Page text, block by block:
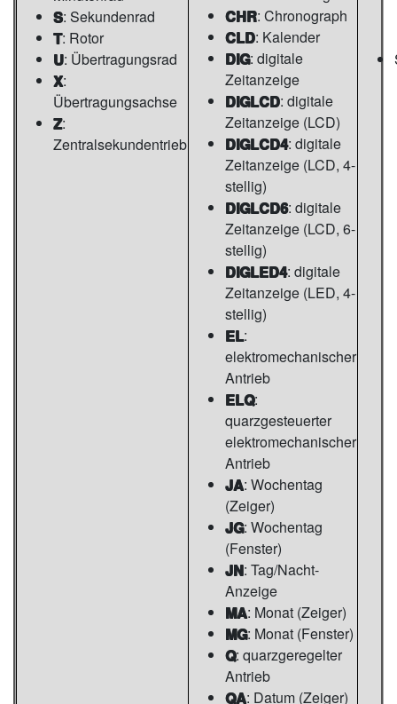
S: Sekundenrad
T: Rotor
U: Übertragungsrad
X:
Übertragungsachse
Z:
Zentralsekundentrieb
CHR: Chronograph
CLD: Kalender
DIG: digitale
Zeitanzeige
DIGLCD: digitale
Zeitanzeige (LCD)
DIGLCD4: digitale
Zeitanzeige (LCD, 4-
stellig)
DIGLCD6: digitale
Zeitanzeige (LCD, 6-
stellig)
DIGLED4: digitale
Zeitanzeige (LED, 4-
stellig)
EL:
elektromechanischer
Antrieb
ELQ:
quarzgesteuerter
elektromechanischer
Antrieb
JA: Wochentag
(Zeiger)
JG: Wochentag
(Fenster)
JN: Tag/Nacht-
Anzeige
MA: Monat (Zeiger)
MG: Monat (Fenster)
Q: quarzgeregelter
Antrieb
QA: Datum (Zeiger)